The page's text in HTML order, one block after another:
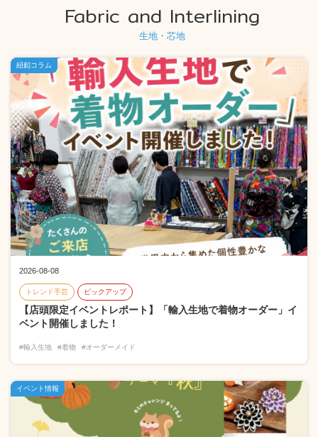
Fabric and Interlining
生地・芯地
2026-08-08
トレンド手芸 ピックアップ
【店頭限定イベントレポート】「輸入生地で着物オーダー」イ
ベント開催しました！
#輸入生地 #着物 #オーダーメイド
紐釦コラム
イベント情報